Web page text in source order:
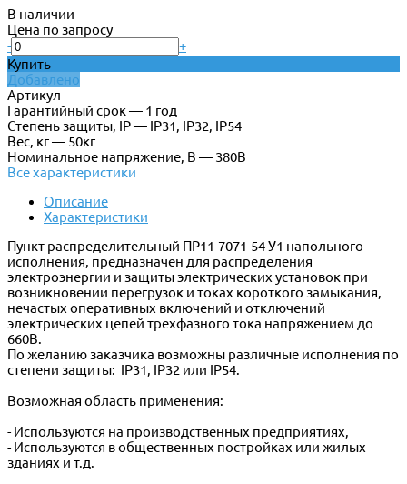
В наличии
Цена по запросу
-
+
Купить
Добавлено
Артикул —
Гарантийный срок — 1 год
Степень защиты, IP — IP31, IP32, IP54
Вес, кг — 50кг
Номинальное напряжение, В — 380В
Все характеристики
Описание
Характеристики
Пункт распределительный ПР11-7071-54 У1 напольного
исполнения, предназначен для распределения
электроэнергии и защиты электрических установок при
возникновении перегрузок и токах короткого замыкания,
нечастых оперативных включений и отключений
электрических цепей трехфазного тока напряжением до
660В.
По желанию заказчика возможны различные исполнения по
степени защиты: IP31, IP32 или IP54.
Возможная область применения:
- Используются на производственных предприятиях,
- Используются в общественных постройках или жилых
зданиях и т.д.